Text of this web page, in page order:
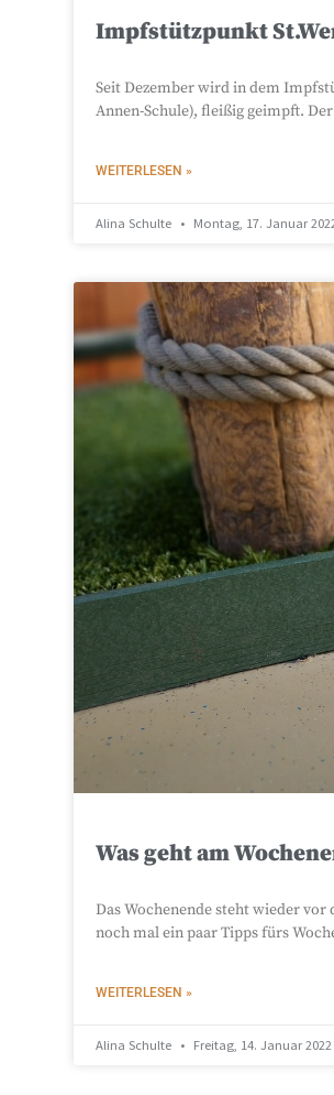
Impfstützpunkt
Seit Dezember wird in dem
Annen-Schule), fleißig geimpft.
WEITERLESEN »
Alina Schulte Montag, 17. Januar
Was geht am
Das Wochenende steht wieder
noch mal ein paar Tipps fürs
WEITERLESEN »
Alina Schulte Freitag, 14. Januar 2022